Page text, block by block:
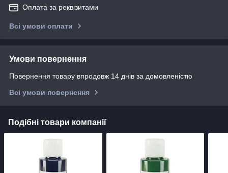
Оплата за реквізитами
Всі умови оплати
Умови повернення
Повернення товару впродовж 14 днів за домовленістю
Всі умови повернення
Подібні товари компанії